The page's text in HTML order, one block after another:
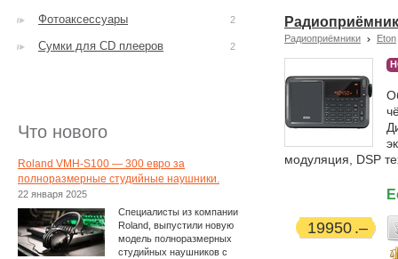
Радиоприёмники Eton
модуляция, DSP
19950
Фотоаксессуары 2
Сумки для CD плееров 2
Что нового
Roland VMH-S100 — 300 евро за
полноразмерные студийные наушники.
22 января 2025
Специалисты из компании
Roland, выпустили новую
модель полноразмерных
студийных наушников с